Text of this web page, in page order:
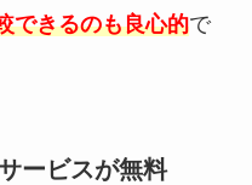
できるのも良心的で
ービスが無料